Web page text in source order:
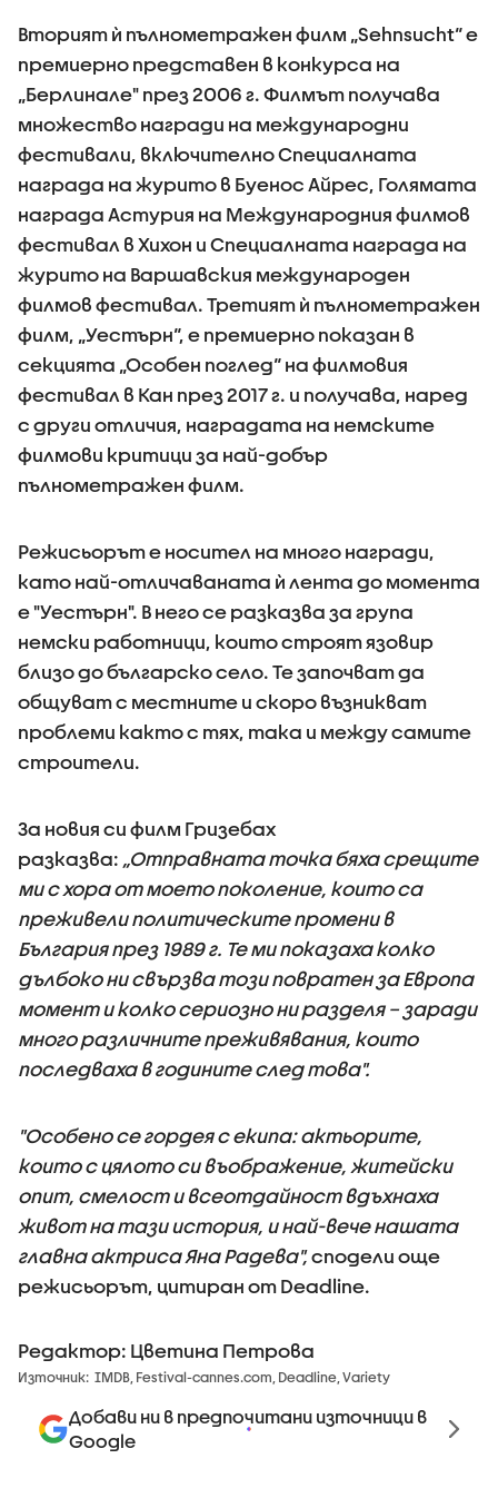
Вторият ѝ пълнометражен филм „Sehnsucht“ е
премиерно представен в конкурса на
„Берлинале" през 2006 г. Филмът получава
множество награди на международни
фестивали, включително Специалната
награда на журито в Буенос Айрес, Голямата
награда Астурия на Международния филмов
фестивал в Хихон и Специалната награда на
журито на Варшавския международен
филмов фестивал. Третият ѝ пълнометражен
филм, „Уестърн“, е премиерно показан в
секцията „Особен поглед“ на филмовия
фестивал в Кан през 2017 г. и получава, наред
с други отличия, наградата на немските
филмови критици за най-добър
пълнометражен филм.
Режисьорът е носител на много награди,
като най-отличаваната ѝ лента до момента
е "Уестърн". В него се разказва за група
немски работници, които строят язовир
близо до българско село. Те започват да
общуват с местните и скоро възникват
проблеми както с тях, така и между самите
строители.
За новия си филм Гризебах
разказва:
„Отправната точка бяха срещите
ми с хора от моето поколение, които са
преживели политическите промени в
България през 1989 г. Те ми показаха колко
дълбоко ни свързва този повратен за Европа
момент и колко сериозно ни разделя – заради
много различните преживявания, които
последваха в годините след това".
"Особено се гордея с екипа: актьорите,
които с цялото си въображение, житейски
опит, смелост и всеотдайност вдъхнаха
живот на тази история, и най-вече нашата
главна актриса Яна Радева",сподели още
режисьорът, цитиран от Deadline.
Редактор: Цветина Петрова
Източник: IMDB, Festival-cannes.com, Deadline, Variety
Добави ни в предпочитани източници в
Google